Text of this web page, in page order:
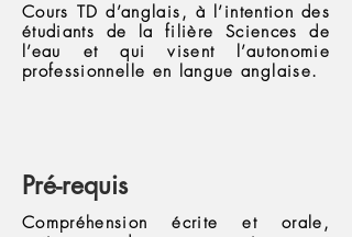
Cours TD d’anglais, à l’intention des
étudiants de la filière Sciences de
l’eau et qui visent l’autonomie
professionnelle en langue anglaise.
Pré-requis
Compréhension écrite et orale,